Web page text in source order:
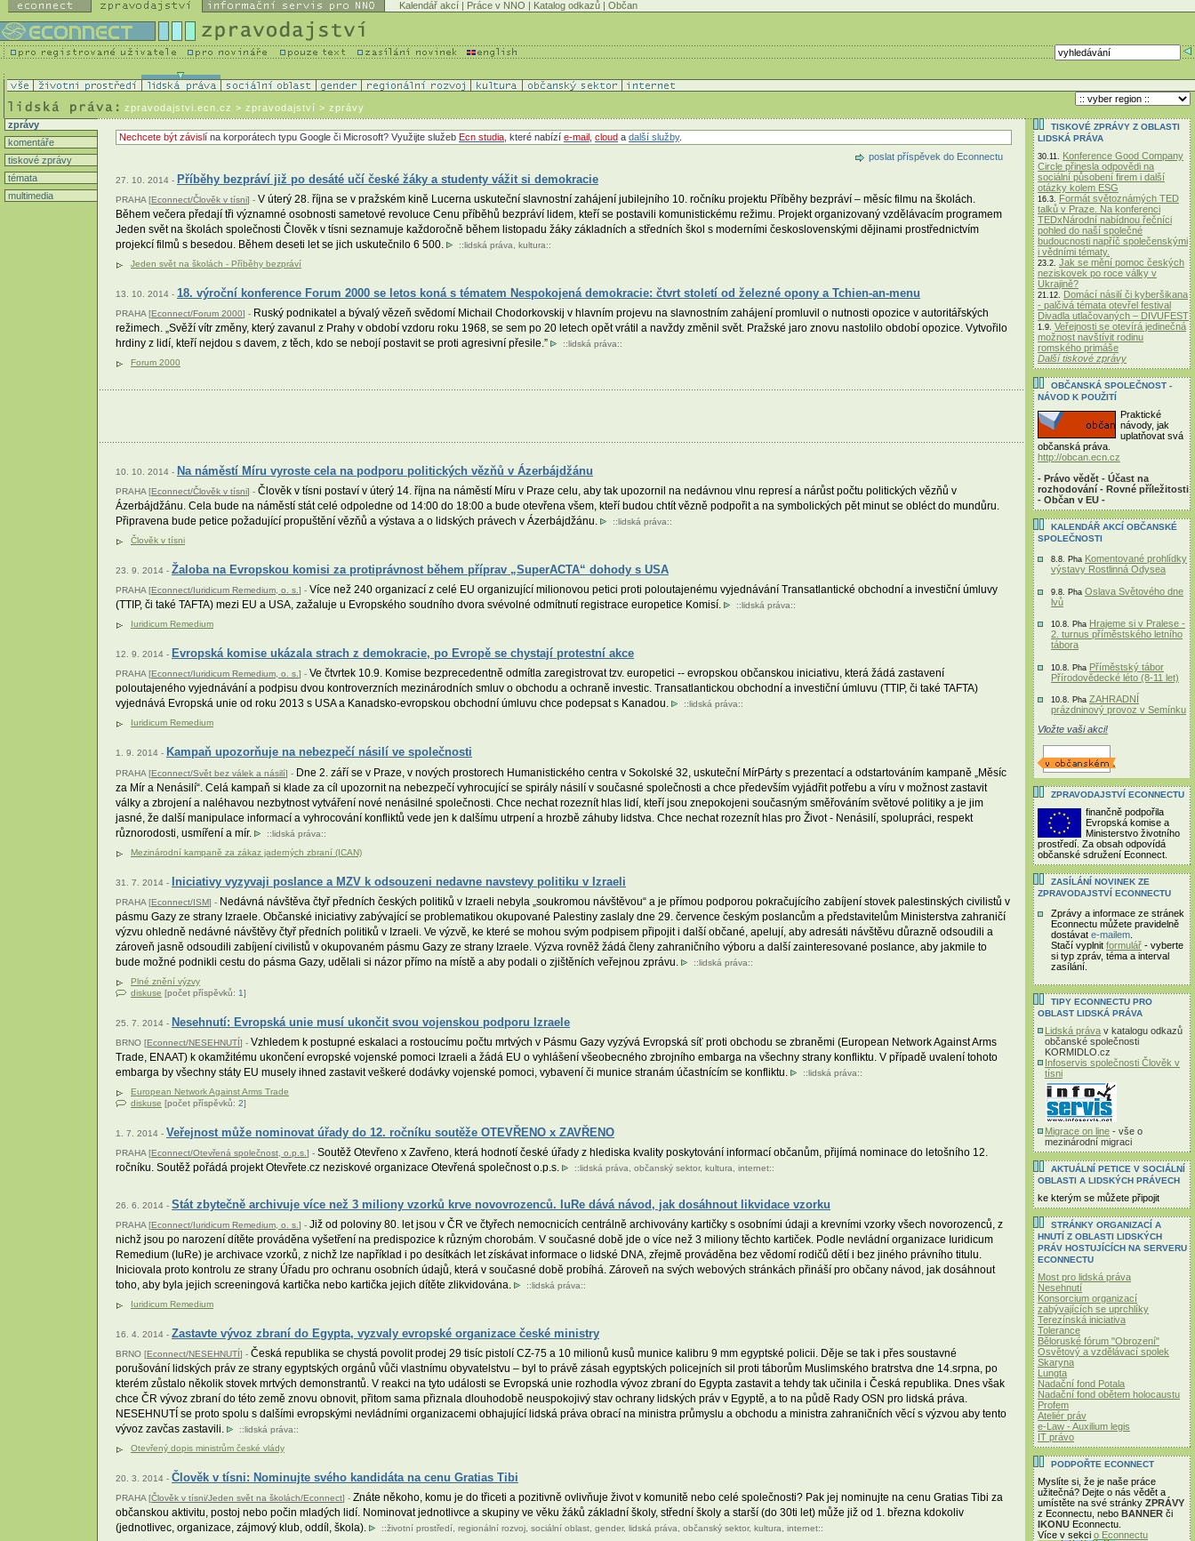
Kalendář akcí | Práce v NNO | Katalog odkazů | Občan
zpravodajstvi.ecn.cz > zpravodajství > zprávy
zprávy
komentáře
tiskové zprávy
témata
multimedia
Nechcete být závislí na korporátech typu Google či Microsoft? Využijte služeb Ecn studia , které nabízí e-mail cloud a další služby.
poslat příspěvek do Econnectu
27. 10. 2014 - Příběhy bezpráví již po desáté učí české žáky a studenty vážit si demokracie
PRAHA [Econnect/Člověk v tísni] - V úterý 28. října se v pražském kině Lucerna uskuteční slavnostní zahájení jubilejního 10. ročníku projektu Příběhy bezpráví – měsíc filmu na školách.
Během večera předají tři významné osobnosti sametové revoluce Cenu příběhů bezpráví lidem, kteří se postavili komunistickému režimu. Projekt organizovaný vzdělávacím programem
Jeden svět na školách společnosti Člověk v tísni seznamuje každoročně během listopadu žáky základních a středních škol s moderními československými dějinami prostřednictvím
projekcí filmů s besedou. Během deseti let se jich uskutečnilo 6 500.
::lidská práva kultura::
Jeden svět na školách - Příběhy bezpráví
13. 10. 2014 - 18. výroční konference Forum 2000 se letos koná s tématem Nespokojená demokracie: čtvrt století od železné opony a Tchien-an-menu
PRAHA [Econnect/Forum 2000] - Ruský podnikatel a bývalý vězeň svědomí Michail Chodorkovskij v hlavním projevu na slavnostním zahájení promluvil o nutnosti opozice v autoritářských
režimech. „Svěží vítr změny, který zavanul z Prahy v období vzdoru roku 1968, se sem po 20 letech opět vrátil a navždy změnil svět. Pražské jaro znovu nastolilo období opozice. Vytvořilo
hrdiny z lidí, kteří nejdou s davem, z těch, kdo se nebojí postavit se proti agresivní přesile.”
::lidská práva::
Forum 2000
10. 10. 2014 - Na náměstí Míru vyroste cela na podporu politických vězňů v Ázerbájdžánu
PRAHA [Econnect/Člověk v tísni] - Člověk v tísni postaví v úterý 14. října na náměstí Míru v Praze celu, aby tak upozornil na nedávnou vlnu represí a nárůst počtu politických vězňů v
Ázerbájdžánu. Cela bude na náměstí stát celé odpoledne od 14:00 do 18:00 a bude otevřena všem, kteří budou chtít vězně podpořit a na symbolických pět minut se obléct do mundůru.
Připravena bude petice požadující propuštění vězňů a výstava a o lidských právech v Ázerbájdžánu.
::lidská práva::
Člověk v tísni
23. 9. 2014 - Žaloba na Evropskou komisi za protiprávnost během příprav „SuperACTA“ dohody s USA
PRAHA [Econnect/Iuridicum Remedium, o. s.] - Více než 240 organizací z celé EU organizující milionovou petici proti poloutajenému vyjednávání Transatlantické obchodní a investiční úmluvy
(TTIP, či také TAFTA) mezi EU a USA, zažaluje u Evropského soudního dvora svévolné odmítnutí registrace europetice Komisí.
:: lidská práva::
Iuridicum Remedium
12. 9. 2014 - Evropská komise ukázala strach z demokracie, po Evropě se chystají protestní akce
PRAHA [Econnect/Iuridicum Remedium, o. s.] - Ve čtvrtek 10.9. Komise bezprecedentně odmítla zaregistrovat tzv. europetici -- evropskou občanskou iniciativu, která žádá zastavení
poloutajeného vyjednávání a podpisu dvou kontroverzních mezinárodních smluv o obchodu a ochraně investic. Transatlantickou obchodní a investiční úmluvu (TTIP, či také TAFTA)
vyjednává Evropská unie od roku 2013 s USA a Kanadsko-evropskou obchodní úmluvu chce podepsat s Kanadou.
:: lidská práva::
Iuridicum Remedium
1. 9. 2014 - Kampaň upozorňuje na nebezpečí násilí ve společnosti
PRAHA [Econnect/Svět bez válek a násilí] - Dne 2. září se v Praze, v nových prostorech Humanistického centra v Sokolské 32, uskuteční MírPárty s prezentací a odstartováním kampaně „Měsíc
za Mír a Nenásilí“. Celá kampaň si klade za cíl upozornit na nebezpečí vyhrocující se spirály násilí v současné společnosti a chce především vyjádřit potřebu a víru v možnost zastavit
války a zbrojení a naléhavou nezbytnost vytváření nové nenásilné společnosti. Chce nechat rozeznít hlas lidí, kteří jsou znepokojeni současným směřováním světové politiky a je jim
jasné, že další manipulace informací a vyhrocování konfliktů vede jen k dalšímu utrpení a hrozbě záhuby lidstva. Chce nechat rozeznít hlas pro Život - Nenásilí, spolupráci, respekt
různorodosti, usmíření a mír.
::lidská práva::
Mezinárodní kampaně za zákaz jaderných zbraní (ICAN)
31. 7. 2014 - Iniciativy vyzyvaji poslance a MZV k odsouzeni nedavne navstevy politiku v Izraeli
PRAHA [Econnect/ISM] - Nedávná návštěva čtyř předních českých politiků v Izraeli nebyla „soukromou návštěvou“ a je přímou podporou pokračujícího zabíjení stovek palestinských civilistů v
pásmu Gazy ze strany Izraele. Občanské iniciativy zabývající se problematikou okupované Palestiny zaslaly dne 29. července českým poslancům a představitelům Ministerstva zahraničí
výzvu ohledně nedávné návštěvy čtyř předních politiků v Izraeli. Ve výzvě, ke které se mohou svým podpisem připojit i další občané, apelují, aby adresáti návštěvu důrazně odsoudili a
zároveň jasně odsoudili zabíjení civilistů v okupovaném pásmu Gazy ze strany Izraele. Výzva rovněž žádá členy zahraničního výboru a další zainteresované poslance, aby jakmile to
bude možné podnikli cestu do pásma Gazy, udělali si názor přímo na místě a aby podali o zjištěních veřejnou zprávu.
::lidská práva::
Plné znění výzvy
diskuse [počet příspěvků: 1]
25. 7. 2014 - Nesehnutí: Evropská unie musí ukončit svou vojenskou podporu Izraele
BRNO [Econnect/NESEHNUTÍ] - Vzhledem k postupné eskalaci a rostoucímu počtu mrtvých v Pásmu Gazy vyzývá Evropská síť proti obchodu se zbraněmi (European Network Against Arms
Trade, ENAAT) k okamžitému ukončení evropské vojenské pomoci Izraeli a žádá EU o vyhlášení všeobecného zbrojního embarga na všechny strany konfliktu. V případě uvalení tohoto
embarga by všechny státy EU musely ihned zastavit veškeré dodávky vojenské pomoci, vybavení či munice stranám účastnícím se konfliktu.
::lidská práva::
European Network Against Arms Trade
diskuse [počet příspěvků: 2]
1. 7. 2014 - Veřejnost může nominovat úřady do 12. ročníku soutěže OTEVŘENO x ZAVŘENO
PRAHA [Econnect/Otevřená společnost, o.p.s. ] - Soutěž Otevřeno x Zavřeno, která hodnotí české úřady z hlediska kvality poskytování informací občanům, přijímá nominace do letošního 12.
ročníku. Soutěž pořádá projekt Otevřete.cz neziskové organizace Otevřená společnost o.p.s.
::lidská práva občanský sektor, kultura internet::
26. 6. 2014 - Stát zbytečně archivuje více než 3 miliony vzorků krve novovrozenců. IuRe dává návod, jak dosáhnout likvidace vzorku
PRAHA [Econnect/Iuridicum Remedium, o. s. ] - Již od poloviny 80. let jsou v ČR ve čtyřech nemocnicích centrálně archivovány kartičky s osobními údaji a krevními vzorky všech novorozenců, z
nichž jsou po narození dítěte prováděna vyšetření na predispozice k různým chorobám. V současné době jde o více než 3 miliony těchto kartiček. Podle nevládní organizace Iuridicum
Remedium (IuRe) je archivace vzorků, z nichž lze například i po desítkách let získávat informace o lidské DNA, zřejmě prováděna bez vědomí rodičů dětí i bez jiného právního titulu.
Iniciovala proto kontrolu ze strany Úřadu pro ochranu osobních údajů, která v současné době probíhá. Zároveň na svých webových stránkách přináší pro občany návod, jak dosáhnout
toho, aby byla jejich screeningová kartička nebo kartička jejich dítěte zlikvidována.
::lidská práva::
Iuridicum Remedium
16. 4. 2014 - Zastavte vývoz zbraní do Egypta, vyzvaly evropské organizace české ministry
BRNO [Econnect/NESEHNUTÍ] - Česká republika se chystá povolit prodej 29 tisíc pistolí CZ-75 a 10 milionů kusů munice kalibru 9 mm egyptské policii. Děje se tak i přes soustavné
porušování lidských práv ze strany egyptských orgánů vůči vlastnímu obyvatelstvu – byl to právě zásah egyptských policejních sil proti táborům Muslimského bratrstva dne 14.srpna, po
kterém zůstalo několik stovek mrtvých demonstrantů. V reakci na tyto události se Evropská unie rozhodla vývoz zbraní do Egypta zastavit a tehdy tak učinila i Česká republika. Dnes však
chce ČR vývoz zbraní do této země znovu obnovit, přitom sama přiznala dlouhodobě neuspokojivý stav ochrany lidských práv v Egyptě, a to na půdě Rady OSN pro lidská práva.
NESEHNUTÍ se proto spolu s dalšími evropskými nevládními organizacemi obhajující lidská práva obrací na ministra průmyslu a obchodu a ministra zahraničních věcí s výzvou aby tento
vývoz zavčas zastavili.
::lidská práva::
Otevřený dopis ministrům české vlády
20. 3. 2014 - Člověk v tísni: Nominujte svého kandidáta na cenu Gratias Tibi
PRAHA [Člověk v tísni/Jeden svět na školách/Econnect] - Znáte někoho, komu je do třiceti a pozitivně ovlivňuje život v komunitě nebo celé společnosti? Pak jej nominujte na cenu Gratias Tibi za
občanskou aktivitu, postoj nebo počin mladých lidí. Nominovat jednotlivce a skupiny ve věku žáků základní školy, střední školy a starší (do 30ti let) může již od 1. března kdokoliv
(jednotlivec, organizace, zájmový klub, oddíl, škola).
::životní prostředí regionální rozvoj sociální oblast gender, lidská práva občanský sektor, kultura internet::
TISKOVÉ ZPRÁVY Z OBLASTI
LIDSKÁ PRÁVA
30.11. Konference Good Company
Circle přinesla odpovědi na
sociální působení firem i další
otázky kolem ESG
16.3. Formát světoznámých TED
talků v Praze. Na konferenci
TEDxNárodní nabídnou řečníci
pohled do naší společné
budoucnosti napříč společenskými
i vědními tématy.
23.2. Jak se mění pomoc českých
neziskovek po roce války v
Ukrajině?
21.12. Domácí násilí či kyberšikana
- palčivá témata otevřel festival
Divadla utlačovaných – DIVUFEST
1.9. Veřejnosti se otevírá jedinečná
možnost navštívit rodinu
romského primáše
Další tiskové zprávy
OBČANSKÁ SPOLEČNOST -
NÁVOD K POUŽITÍ
Praktické
návody, jak
uplatňovat svá
občanská práva.
http://obcan.ecn.cz
- Právo vědět - Účast na
rozhodování - Rovné příležitosti
- Občan v EU -
KALENDÁŘ AKCÍ OBČANSKÉ
SPOLEČNOSTI
8.8. Pha Komentované prohlídky
výstavy Rostlinná Odysea
9.8. Pha Oslava Světového dne
lvů
10.8. Pha Hrajeme si v Pralese -
2. turnus příměstského letního
tábora
10.8. Pha Příměstský tábor
Přírodovědecké léto (8-11 let)
10.8. Pha ZAHRADNÍ
prázdninový provoz v Semínku
Vložte vaši akci!
ZPRAVODAJSTVÍ ECONNECTU
finančně podpořila
Evropská komise a
Ministerstvo životního
prostředí. Za obsah odpovídá
občanské sdružení Econnect.
ZASÍLÁNÍ NOVINEK ZE
ZPRAVODAJSTVÍ ECONNECTU
Zprávy a informace ze stránek
Econnectu můžete pravidelně
dostávat e-mailem
Stačí vyplnit formulář - vyberte
si typ zpráv, téma a interval
zasílání.
TIPY ECONNECTU PRO
OBLAST LIDSKÁ PRÁVA
Lidská práva v katalogu odkazů
občanské společnosti
KORMIDLO.cz
Infoservis společnosti Člověk v
tísni
Migrace on line - vše o
mezinárodní migraci
AKTUÁLNÍ PETICE V SOCIÁLNÍ
OBLASTI A LIDSKÝCH PRÁVECH
ke kterým se můžete připojit
STRÁNKY ORGANIZACÍ A
HNUTÍ Z OBLASTI LIDSKÝCH
PRÁV HOSTUJÍCÍCH NA SERVERU
ECONNECTU
Most pro lidská práva
Nesehnutí
Konsorcium organizací
zabývajících se uprchlíky
Terezínská iniciativa
Tolerance
Běloruské fórum "Obrození"
Osvětový a vzdělávací spolek
Skaryna
Lungta
Nadační fond Potala
Nadační fond obětem holocaustu
Profem
Ateliér práv
e-Law - Auxilium legis
IT právo
PODPOŘTE ECONNECT
Myslíte si, že je naše práce
užitečná? Dejte o nás vědět a
umístěte na své stránky ZPRÁVY
z Econnectu, nebo BANNER či
IKONU Econnectu.
Více v sekci o Econnectu